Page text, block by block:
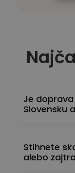
Je
Slovensku
Stihnete
alebo